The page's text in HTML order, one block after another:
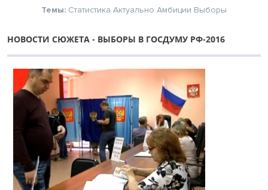
Темы: Статистика Актуально Амбиции Выборы
НОВОСТИ СЮЖЕТА - ВЫБОРЫ В ГОСДУМУ РФ-2016